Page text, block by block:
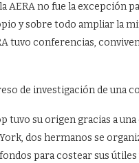
AERA no fue la excepción
y sobre todo ampliar la
tuvo conferencias,
de investigación de una
tuvo su origen gracias a
dos hermanos se
para costear sus